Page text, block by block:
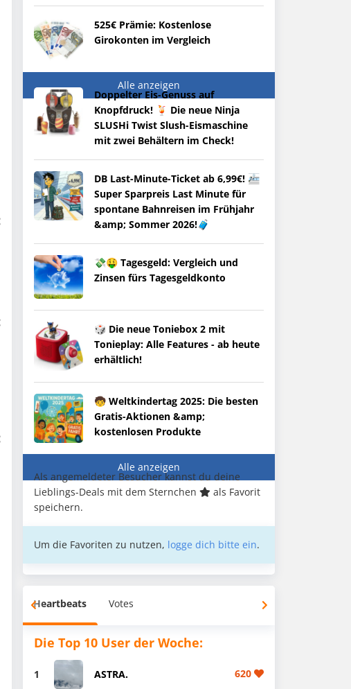
525€ Prämie: Kostenlose
Girokonten im Vergleich
Alle anzeigen
Doppelter Eis-Genuss auf
Knopfdruck! 🍹 Die neue Ninja
SLUSHi Twist Slush-Eismaschine
mit zwei Behältern im Check!
DB Last-Minute-Ticket ab 6,99€! 🚈
Super Sparpreis Last Minute für
spontane Bahnreisen im Frühjahr
&amp; Sommer 2026!🧳
💸🤑 Tagesgeld: Vergleich und
Zinsen fürs Tagesgeldkonto
🎲 Die neue Toniebox 2 mit
Tonieplay: Alle Features - ab heute
erhältlich!
🧒 Weltkindertag 2025: Die besten
Gratis-Aktionen &amp;
kostenlosen Produkte
Alle anzeigen
Als angemeldeter Besucher kannst du deine
Lieblings-Deals mit dem Sternchen
als Favorit
speichern.
Um die Favoriten zu nutzen, logge dich bitte ein.
Heartbeats Votes
Die Top 10 User der Woche:
1 ASTRA. 620